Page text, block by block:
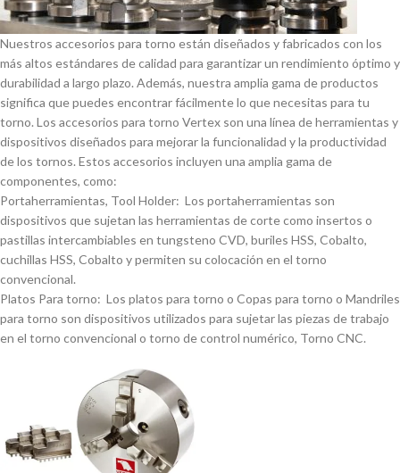
Nuestros accesorios para torno están diseñados y fabricados con los
más altos estándares de calidad para garantizar un rendimiento óptimo y
durabilidad a largo plazo. Además, nuestra amplia gama de productos
significa que puedes encontrar fácilmente lo que necesitas para tu
torno. Los accesorios para torno Vertex son una lí­nea de herramientas y
dispositivos diseñados para mejorar la funcionalidad y la productividad
de los tornos. Estos accesorios incluyen una amplia gama de
componentes, como:
Portaherramientas, Tool Holder: Los portaherramientas son
dispositivos que sujetan las herramientas de corte como insertos o
pastillas intercambiables en tungsteno CVD, buriles HSS, Cobalto,
cuchillas HSS, Cobalto y permiten su colocación en el torno
convencional.
Platos Para torno: Los platos para torno o Copas para torno o Mandriles
para torno son dispositivos utilizados para sujetar las piezas de trabajo
en el torno convencional o torno de control numérico, Torno CNC.